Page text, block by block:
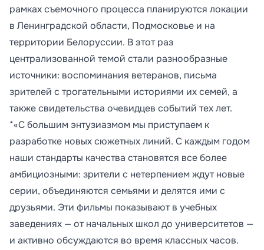
рамках съемочного процесса планируются локации
в Ленинградской области, Подмосковье и на
территории Белоруссии. В этот раз
централизованной темой стали разнообразные
источники: воспоминания ветеранов, письма
зрителей с трогательными историями их семей, а
также свидетельства очевидцев событий тех лет.
*«С большим энтузиазмом мы приступаем к
разработке новых сюжетных линий. С каждым годом
наши стандарты качества становятся все более
амбициозными: зрители с нетерпением ждут новые
серии, объединяются семьями и делятся ими с
друзьями. Эти фильмы показывают в учебных
заведениях — от начальных школ до университетов —
и активно обсуждаются во время классных часов.